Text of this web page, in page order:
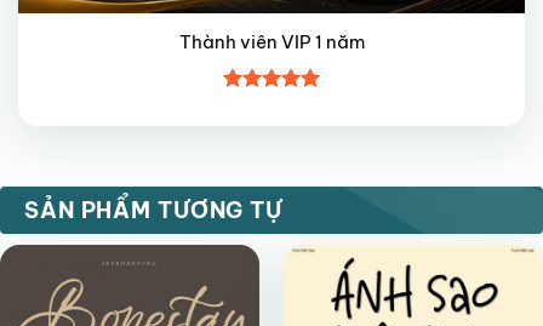
Thành viên VIP 1 năm
hạng55
SẢN PHẨM TƯƠNG TỰ
FREE